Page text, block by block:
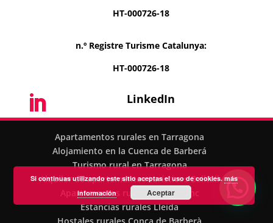
HT-000726-18
n.º Registre Turisme Catalunya:
HT-000726-18
 LinkedIn
Apartamentos rurales en Tarragona
Alojamiento en la Cuenca de Barberá
Turismo rural en Tarragona
Alquiler de apartamentos turísticos Belltall
Apartamentos rurales Montblanc
Estancias rurales Lleida
Si continuas utilizando este sitio aceptas el uso de cookies.más
información
Aceptar